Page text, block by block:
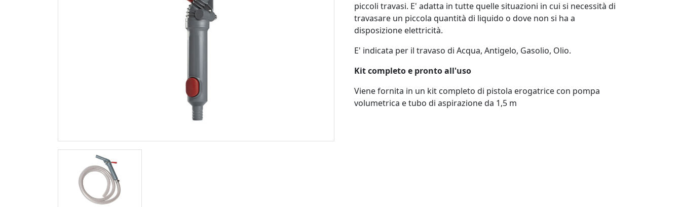
piccoli travasi. E' adatta in tutte quelle situazioni in cui si necessità di
travasare un piccola quantità di liquido o dove non si ha a
disposizione elettricità.
E' indicata per il travaso di Acqua, Antigelo, Gasolio, Olio.
Kit completo e pronto all'uso
Viene fornita in un kit completo di pistola erogatrice con pompa
volumetrica e tubo di aspirazione da 1,5 m